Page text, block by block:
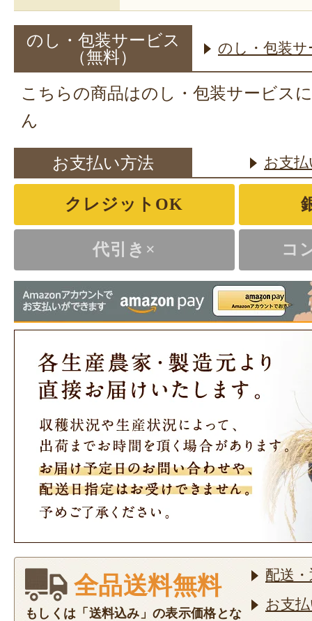
のし・包装サービス
（無料）
のし・包装
こちらの商品はのし・包装サービス
ん
お支払い方法 お支
クレジットOK
代引き× コ
全品送料無料
もしくは「送料込み」の表示価格とな
配送
お支